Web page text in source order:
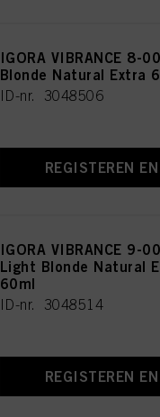
IGORA VIBRANCE 8-
Blonde Natural Extra
ID-nr. 3048506
REGISTEREN
IGORA VIBRANCE 9-
Light Blonde Natural
60ml
ID-nr. 3048514
REGISTEREN